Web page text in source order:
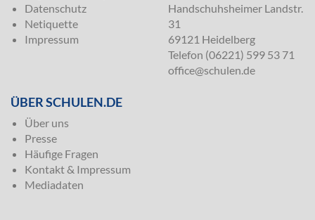
Datenschutz
Netiquette
Impressum
Handschuhsheimer Landstr.
31
69121 Heidelberg
Telefon (06221) 599 53 71
office@schulen.de
ÜBER SCHULEN.DE
Über uns
Presse
Häufige Fragen
Kontakt & Impressum
Mediadaten